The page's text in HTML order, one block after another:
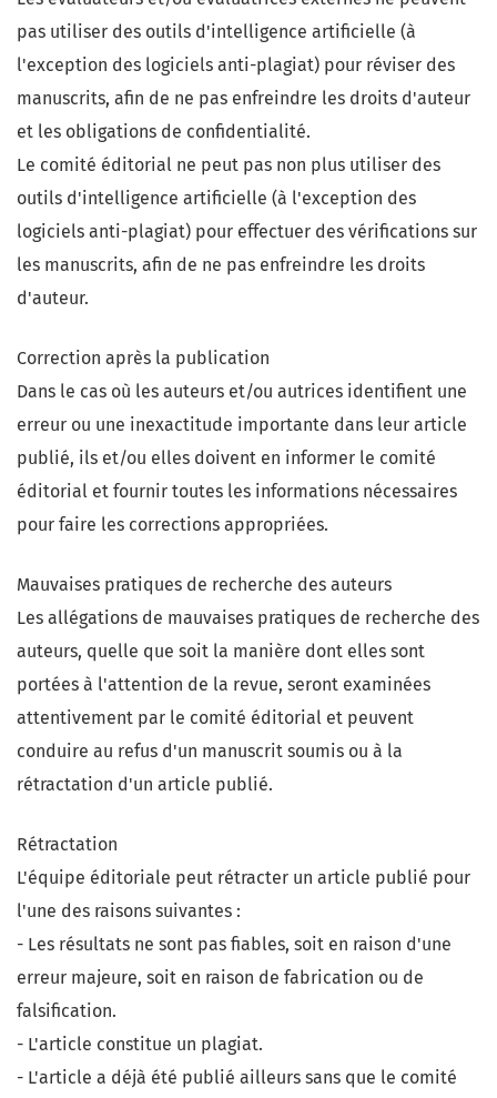
pas utiliser des outils d'intelligence artificielle (à
l'exception des logiciels anti-plagiat) pour réviser des
manuscrits, afin de ne pas enfreindre les droits d'auteur
et les obligations de confidentialité.
Le comité éditorial ne peut pas non plus utiliser des
outils d'intelligence artificielle (à l'exception des
logiciels anti-plagiat) pour effectuer des vérifications sur
les manuscrits, afin de ne pas enfreindre les droits
d'auteur.
Correction après la publication
Dans le cas où les auteurs et/ou autrices identifient une
erreur ou une inexactitude importante dans leur article
publié, ils et/ou elles doivent en informer le comité
éditorial et fournir toutes les informations nécessaires
pour faire les corrections appropriées.
Mauvaises pratiques de recherche des auteurs
Les allégations de mauvaises pratiques de recherche des
auteurs, quelle que soit la manière dont elles sont
portées à l'attention de la revue, seront examinées
attentivement par le comité éditorial et peuvent
conduire au refus d'un manuscrit soumis ou à la
rétractation d'un article publié.
Rétractation
L'équipe éditoriale peut rétracter un article publié pour
l'une des raisons suivantes :
- Les résultats ne sont pas fiables, soit en raison d'une
erreur majeure, soit en raison de fabrication ou de
falsification.
- L'article constitue un plagiat.
- L'article a déjà été publié ailleurs sans que le comité